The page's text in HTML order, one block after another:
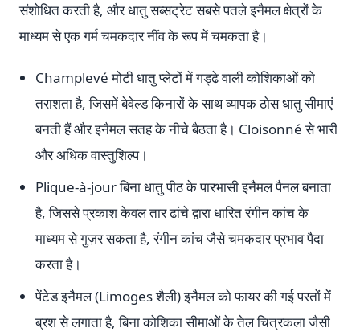
संशोधित करती है, और धातु सब्सट्रेट सबसे पतले इनैमल क्षेत्रों के
माध्यम से एक गर्म चमकदार नींव के रूप में चमकता है।
Champlevé मोटी धातु प्लेटों में गड्ढे वाली कोशिकाओं को
तराशता है, जिसमें बेवेल्ड किनारों के साथ व्यापक ठोस धातु सीमाएं
बनती हैं और इनैमल सतह के नीचे बैठता है। Cloisonné से भारी
और अधिक वास्तुशिल्प।
Plique-à-jour बिना धातु पीठ के पारभासी इनैमल पैनल बनाता
है, जिससे प्रकाश केवल तार ढांचे द्वारा धारित रंगीन कांच के
माध्यम से गुज़र सकता है, रंगीन कांच जैसे चमकदार प्रभाव पैदा
करता है।
पेंटेड इनैमल (Limoges शैली) इनैमल को फायर की गई परतों में
ब्रश से लगाता है, बिना कोशिका सीमाओं के तेल चित्रकला जैसी